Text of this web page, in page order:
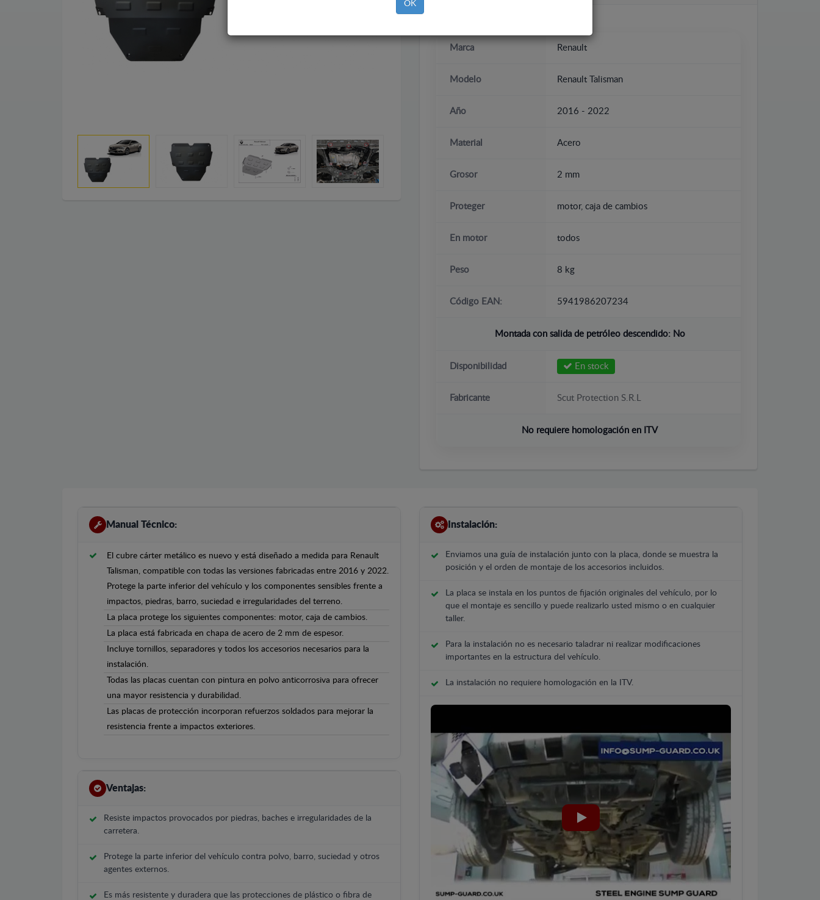
Marca Renault
Modelo Renault Talisman
Año 2016 - 2022
Material Acero
Grosor 2 mm
Proteger motor, caja de cambios
En motor todos
Peso 8 kg
Código EAN: 5941986207234
Montada con salida de petróleo descendido: No
Disponibilidad En stock
Fabricante Scut Protection S.R.L
No requiere homologación en ITV
Manual Técnico:
El cubre cárter metálico es nuevo y está diseñado a medida para Renault
Talisman, compatible con todas las versiones fabricadas entre 2016 y 2022.
Protege la parte inferior del vehículo y los componentes sensibles frente a
impactos, piedras, barro, suciedad e irregularidades del terreno.
La placa protege los siguientes componentes: motor, caja de cambios.
La placa está fabricada en chapa de acero de 2 mm de espesor.
Incluye tornillos, separadores y todos los accesorios necesarios para la
instalación.
Todas las placas cuentan con pintura en polvo anticorrosiva para ofrecer
una mayor resistencia y durabilidad.
Las placas de protección incorporan refuerzos soldados para mejorar la
resistencia frente a impactos exteriores.
Ventajas:
Resiste impactos provocados por piedras, baches e irregularidades de la
carretera.
Protege la parte inferior del vehículo contra polvo, barro, suciedad y otros
agentes externos.
Es más resistente y duradera que las protecciones de plástico o fibra de
Instalación:
Enviamos una guía de instalación junto con la placa, donde se muestra la
posición y el orden de montaje de los accesorios incluidos.
La placa se instala en los puntos de fijación originales del vehículo, por lo
que el montaje es sencillo y puede realizarlo usted mismo o en cualquier
taller.
Para la instalación no es necesario taladrar ni realizar modificaciones
importantes en la estructura del vehículo.
La instalación no requiere homologación en la ITV.
OK